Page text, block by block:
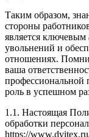
Таким образом,
стороны
является
увольнений и
отношениях.
ваша
роль в успешном
1.1. Настоящая
обработки
https://